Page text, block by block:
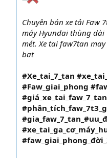
Chuyên bán xe tải Faw
máy Hyundai thùng dài
mét. Xe tai faw7tan
bat
#Xe_tai_7_tan
#Faw_giai_phong